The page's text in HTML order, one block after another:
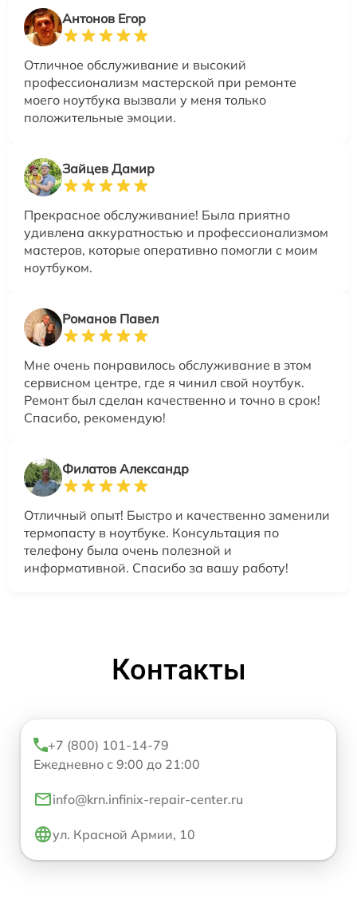
Антонов Егор
Отличное обслуживание и высокий
профессионализм мастерской при ремонте
моего ноутбука вызвали у меня только
положительные эмоции.
Зайцев Дамир
Прекрасное обслуживание! Была приятно
удивлена аккуратностью и профессионализмом
мастеров, которые оперативно помогли с моим
ноутбуком.
Романов Павел
Мне очень понравилось обслуживание в этом
сервисном центре, где я чинил свой ноутбук.
Ремонт был сделан качественно и точно в срок!
Спасибо, рекомендую!
Филатов Александр
Отличный опыт! Быстро и качественно заменили
термопасту в ноутбуке. Консультация по
телефону была очень полезной и
информативной. Спасибо за вашу работу!
Контакты
+7 (800) 101-14-79
Ежедневно с 9:00 до 21:00
info@krn.infinix-repair-center.ru
ул. Красной Армии, 10